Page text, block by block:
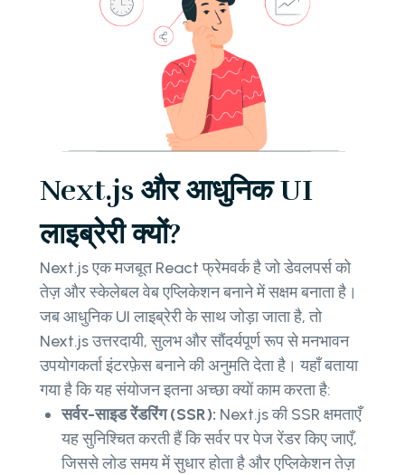
Next.js और आधुनिक UI
लाइब्रेरी क्यों?
Next.js एक मजबूत React फ्रेमवर्क है जो डेवलपर्स को
तेज़ और स्केलेबल वेब एप्लिकेशन बनाने में सक्षम बनाता है।
जब आधुनिक UI लाइब्रेरी के साथ जोड़ा जाता है, तो
Next.js उत्तरदायी, सुलभ और सौंदर्यपूर्ण रूप से मनभावन
उपयोगकर्ता इंटरफ़ेस बनाने की अनुमति देता है। यहाँ बताया
गया है कि यह संयोजन इतना अच्छा क्यों काम करता है:
सर्वर-साइड रेंडरिंग (SSR): Next.js की SSR क्षमताएँ
यह सुनिश्चित करती हैं कि सर्वर पर पेज रेंडर किए जाएँ,
जिससे लोड समय में सुधार होता है और एप्लिकेशन तेज़